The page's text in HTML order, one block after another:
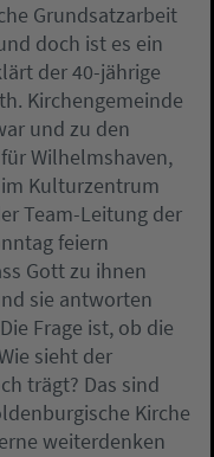
Grundsatzarbeit
doch ist es ein
der 40-jährige
Kirchengemeinde
und zu den
Wilhelmshaven,
im Kulturzentrum
Team-Leitung der
feiern
Gott zu ihnen
sie antworten
Frage ist, ob die
sieht der
trägt? Das sind
Kirche
weiterdenken